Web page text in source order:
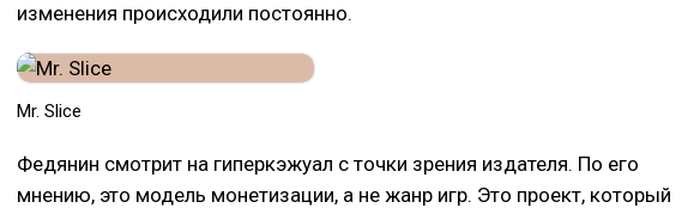
изменения происходили постоянно.
Mr. Slice
Федянин смотрит на гиперкэжуал с точки зрения издателя. По его
мнению, это модель монетизации, а не жанр игр. Это проект, который